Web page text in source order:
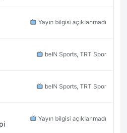
Yayın bilgisi açıklanmadı
beIN Sports, TRT Spor
beIN Sports, TRT Spor
Yayın bilgisi açıklanmadı